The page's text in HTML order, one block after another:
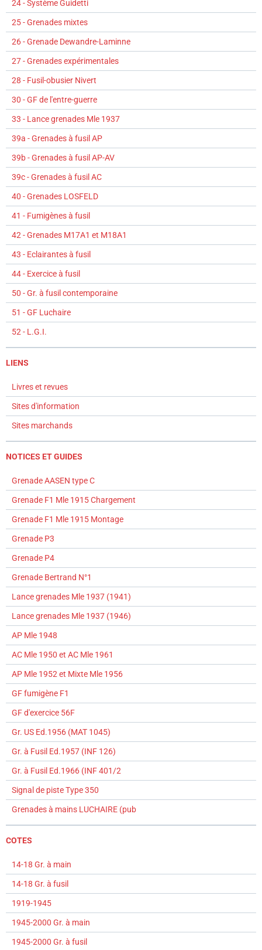
24 - Système Guidetti
25 - Grenades mixtes
26 - Grenade Dewandre-Laminne
27 - Grenades expérimentales
28 - Fusil-obusier Nivert
30 - GF de l'entre-guerre
33 - Lance grenades Mle 1937
39a - Grenades à fusil AP
39b - Grenades à fusil AP-AV
39c - Grenades à fusil AC
40 - Grenades LOSFELD
41 - Fumigènes à fusil
42 - Grenades M17A1 et M18A1
43 - Eclairantes à fusil
44 - Exercice à fusil
50 - Gr. à fusil contemporaine
51 - GF Luchaire
52 - L.G.I.
LIENS
Livres et revues
Sites d'information
Sites marchands
NOTICES ET GUIDES
Grenade AASEN type C
Grenade F1 Mle 1915 Chargement
Grenade F1 Mle 1915 Montage
Grenade P3
Grenade P4
Grenade Bertrand N°1
Lance grenades Mle 1937 (1941)
Lance grenades Mle 1937 (1946)
AP Mle 1948
AC Mle 1950 et AC Mle 1961
AP Mle 1952 et Mixte Mle 1956
GF fumigène F1
GF d'exercice 56F
Gr. US Ed.1956 (MAT 1045)
Gr. à Fusil Ed.1957 (INF 126)
Gr. à Fusil Ed.1966 (INF 401/2
Signal de piste Type 350
Grenades à mains LUCHAIRE (pub
COTES
14-18 Gr. à main
14-18 Gr. à fusil
1919-1945
1945-2000 Gr. à main
1945-2000 Gr. à fusil